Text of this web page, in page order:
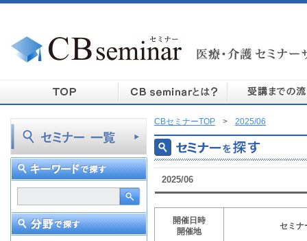
CBセミナーTOP > 2025/06
2025/06
開催日時
開催地
セミナ